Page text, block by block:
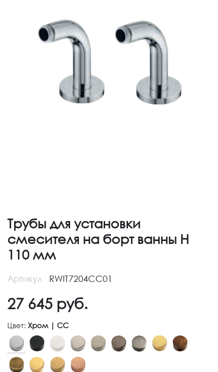
Трубы для установки
смесителя на борт ванны H
110 мм
Артикул RWIT7204CC01
27 645 руб.
Цвет: Хром | CC